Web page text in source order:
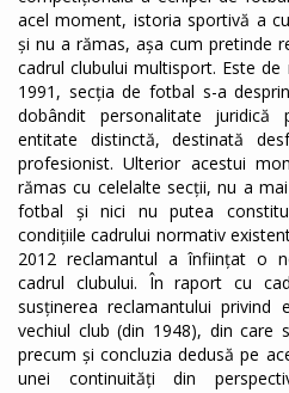
acel moment, istoria sportivă a
și nu a rămas, așa cum pretinde
cadrul clubului multisport. Este
1991, secția de fotbal s-a
dobândit personalitate juridică
entitate distinctă, destinată
profesionist. Ulterior acestui
rămas cu celelalte secții, nu a
fotbal și nici nu putea
condițiile cadrului normativ
2012 reclamantul a înființat o
cadrul clubului. În raport cu
susținerea reclamantului privind
vechiul club (din 1948), din care
precum și concluzia dedusă pe
unei continuități din